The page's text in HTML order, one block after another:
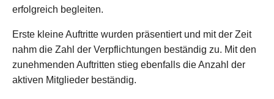
erfolgreich begleiten.
Erste kleine Auftritte wurden präsentiert und mit der Zeit
nahm die Zahl der Verpflichtungen beständig zu. Mit den
zunehmenden Auftritten stieg ebenfalls die Anzahl der
aktiven Mitglieder beständig.